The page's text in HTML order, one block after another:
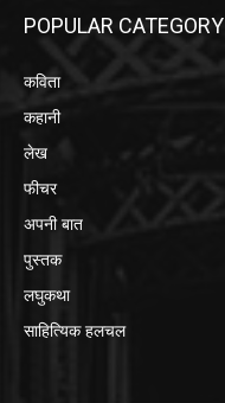
POPULAR CATEGORY
कविता
कहानी
लेख
फीचर
अपनी बात
पुस्तक
लघुकथा
साहित्यिक हलचल